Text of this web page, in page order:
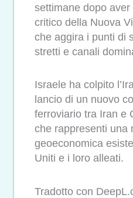
settimane dopo
critico della Nuova
che aggira i punti di
stretti e canali
Israele ha colpito
lancio di un nuovo
ferroviario tra Iran e
che rappresenti una
geoeconomica
Uniti e i loro alleati.
Tradotto con